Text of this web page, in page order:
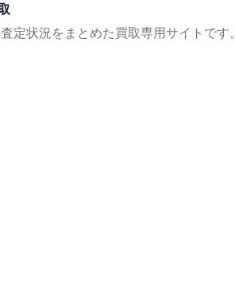
定状況をまとめた買取専用サイトです。